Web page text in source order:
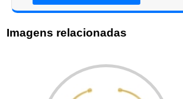
Imagens relacionadas